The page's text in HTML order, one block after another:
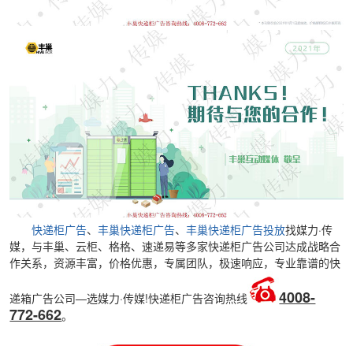
快递柜广告、丰巢快递柜广告、丰巢快递柜广告投放找媒力·传
媒，与丰巢、云柜、格格、速递易等多家快递柜广告公司达成战略合
作关系，资源丰富，价格优惠，专属团队，极速响应，专业靠谱的快
递箱广告公司—选媒力·传媒!快递柜广告咨询热线
4008-
772-662。